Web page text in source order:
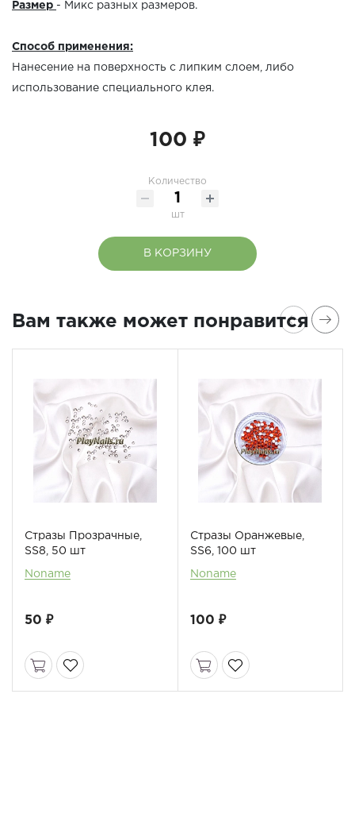
Размер - Микс разных размеров.
Способ применения:
Нанесение на поверхность с липким слоем, либо
использование специального клея.
100 ₽
Количество
шт
В КОРЗИНУ
Вам также может понравится
Стразы Прозрачные,
SS8, 50 шт
Noname
50 ₽
Стразы Оранжевые,
SS6, 100 шт
Noname
100 ₽